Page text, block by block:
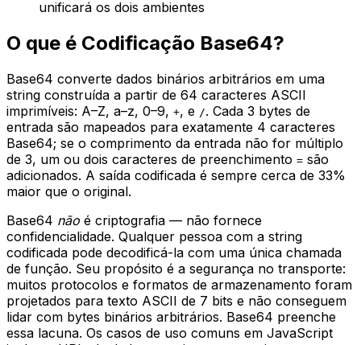
unificará os dois ambientes
O que é Codificação Base64?
Base64 converte dados binários arbitrários em uma
string construída a partir de 64 caracteres ASCII
imprimíveis: A–Z, a–z, 0–9, +, e /. Cada 3 bytes de
entrada são mapeados para exatamente 4 caracteres
Base64; se o comprimento da entrada não for múltiplo
de 3, um ou dois caracteres de preenchimento = são
adicionados. A saída codificada é sempre cerca de 33%
maior que o original.
Base64 não é criptografia — não fornece
confidencialidade. Qualquer pessoa com a string
codificada pode decodificá-la com uma única chamada
de função. Seu propósito é a segurança no transporte:
muitos protocolos e formatos de armazenamento foram
projetados para texto ASCII de 7 bits e não conseguem
lidar com bytes binários arbitrários. Base64 preenche
essa lacuna. Os casos de uso comuns em JavaScript